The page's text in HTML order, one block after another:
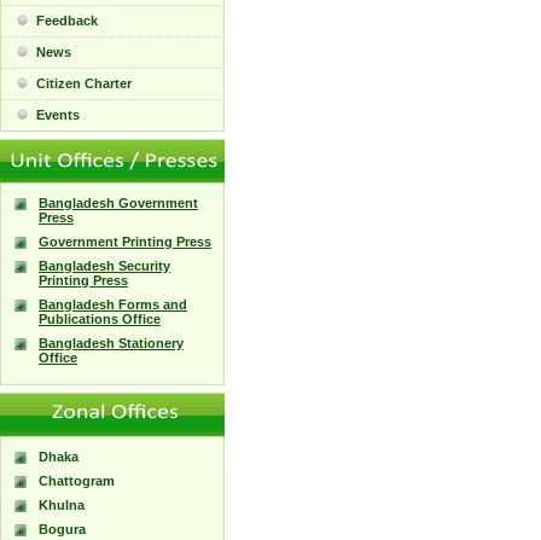
Feedback
News
Citizen Charter
Events
Bangladesh Government
Press
Government Printing Press
Bangladesh Security
Printing Press
Bangladesh Forms and
Publications Office
Bangladesh Stationery
Office
Dhaka
Chattogram
Khulna
Bogura